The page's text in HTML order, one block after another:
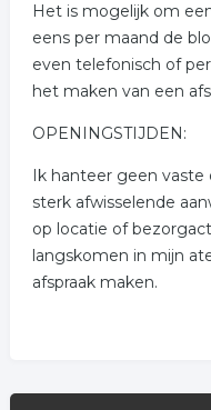
Het is mogelijk om
eens per maand de
even telefonisch of
het maken van een
OPENINGSTIJDEN:
Ik hanteer geen
sterk afwisselende
op locatie of
langskomen in mijn
afspraak maken.